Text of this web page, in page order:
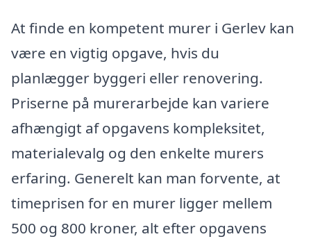
At finde en kompetent murer i Gerlev kan
være en vigtig opgave, hvis du
planlægger byggeri eller renovering.
Priserne på murerarbejde kan variere
afhængigt af opgavens kompleksitet,
materialevalg og den enkelte murers
erfaring. Generelt kan man forvente, at
timeprisen for en murer ligger mellem
500 og 800 kroner, alt efter opgavens